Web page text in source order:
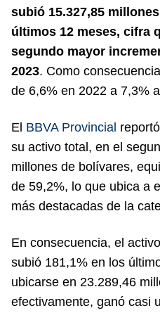
subió 15.327,85
últimos 12 meses, cifra
segundo mayor
2023. Como
de 6,6% en 2022 a 7,3%
El BBVA Provincial
su activo total, en el
millones de bolívares,
de 59,2%, lo que ubica a
más destacadas de la
En consecuencia, el
subió 181,1% en los
ubicarse en 23.289,46
efectivamente, ganó casi